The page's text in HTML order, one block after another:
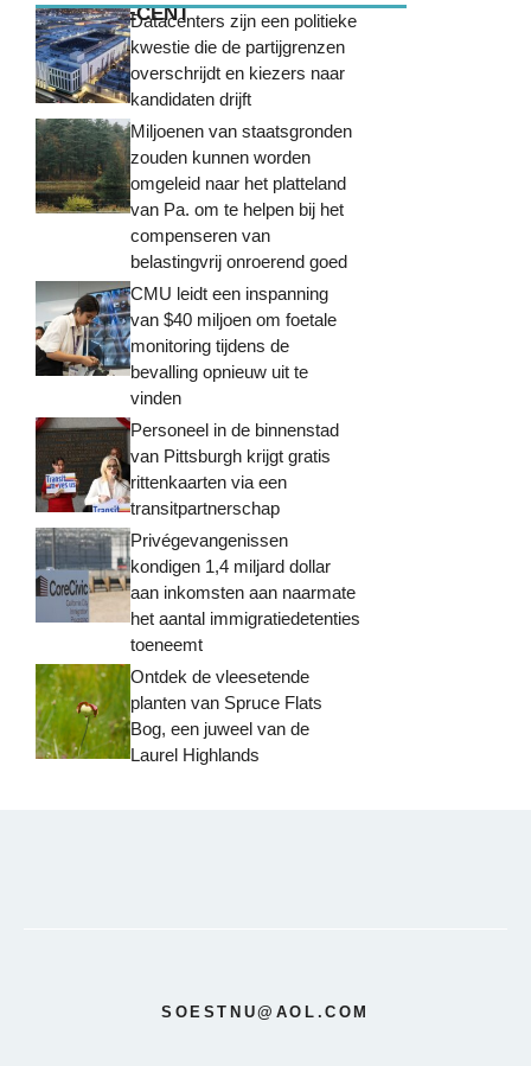
MEEST RECENTDatacenters zijn een politieke
kwestie die de partijgrenzen
overschrijdt en kiezers naar
kandidaten drijft
Miljoenen van staatsgronden
zouden kunnen worden
omgeleid naar het platteland
van Pa. om te helpen bij het
compenseren van
belastingvrij onroerend goed
CMU leidt een inspanning
van $40 miljoen om foetale
monitoring tijdens de
bevalling opnieuw uit te
vinden
Personeel in de binnenstad
van Pittsburgh krijgt gratis
rittenkaarten via een
transitpartnerschap
Privégevangenissen
kondigen 1,4 miljard dollar
aan inkomsten aan naarmate
het aantal immigratiedetenties
toeneemt
Ontdek de vleesetende
planten van Spruce Flats
Bog, een juweel van de
Laurel Highlands
SOESTNU@AOL.COM